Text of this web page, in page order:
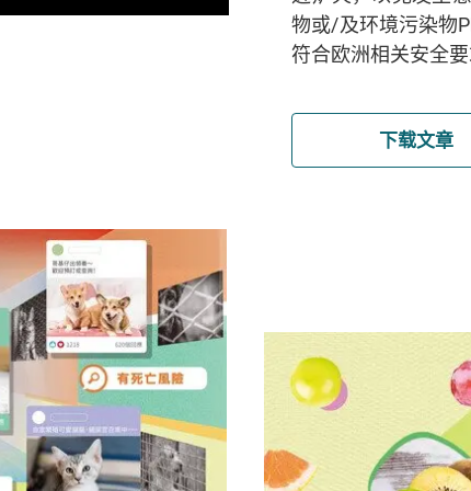
物或/及环境污染物
符合欧洲相关安全
下载文章